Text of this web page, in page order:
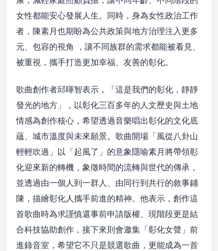
女性都能安心發展人生。同時，身為女性政治工作
者，陳素月也期盼為公共政策與地方治理注入更多
元、包容的視角 ，讓不同族群的需求都能被看見、
被重視，攜手打造更加幸福、友善的彰化。
歌曲創作者邱暉智表示，「這是我們的彰化，靜靜
發光的地方」，以彰化三百多年的人文歷史與土地
情感為創作核心，希望透過音樂唱出彰化的文化底
蘊、城市溫度與未來願景。歌曲開場「風從八卦山
輕輕吹過」以「起風了」的意象隱喻素月將帶領彰
化迎來新的轉機，象徵時間的流轉與世代的傳承，
並透過由一個人到一群人、由同行到共行的敘事鋪
陳，描繪彰化人攜手前進的精神。他表示，創作這
首歌曲時為求謹慎還事前申請版權、現階段更是結
合科技協助創作，接下來則會邀集「彰化女聲」前
進錄音室，希望它不只是競選歌曲，更能成為一首